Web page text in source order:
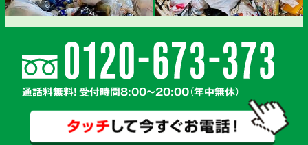
通話料無料! 受付時間8:00～20:00（年中無休）